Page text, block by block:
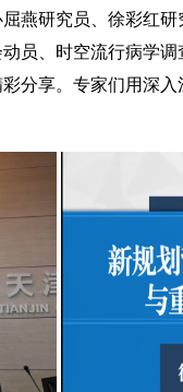
研究员、徐彩红研
员、时空流行病学
分享。专家们用深